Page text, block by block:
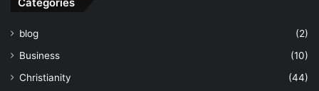
blog
(2)
Business
(10)
Christianity
(44)